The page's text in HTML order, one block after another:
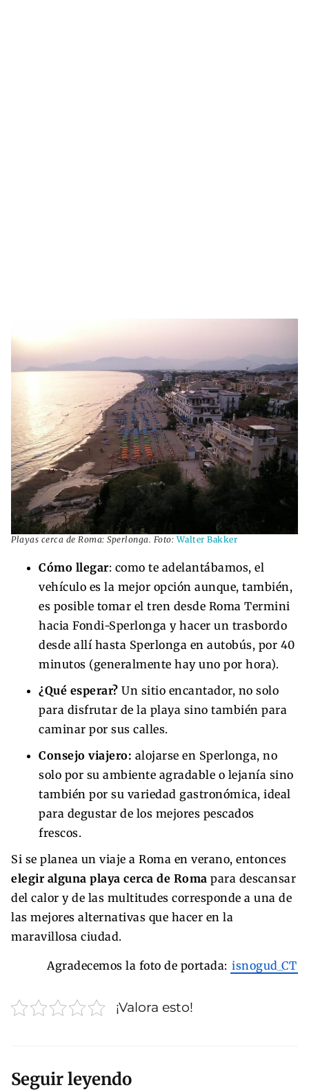
Playas cerca de Roma: Sperlonga. Foto:Walter Bakker
Cómo llegar: como te adelantábamos, el
vehículo es la mejor opción aunque, también,
es posible tomar el tren desde Roma Termini
hacia Fondi-Sperlonga y hacer un trasbordo
desde allí hasta Sperlonga en autobús, por 40
minutos (generalmente hay uno por hora).
¿Qué esperar? Un sitio encantador, no solo
para disfrutar de la playa sino también para
caminar por sus calles.
Consejo viajero: alojarse en Sperlonga, no
solo por su ambiente agradable o lejanía sino
también por su variedad gastronómica, ideal
para degustar de los mejores pescados
frescos.
Si se planea un viaje a Roma en verano, entonces
elegir alguna playa cerca de Roma para descansar
del calor y de las multitudes corresponde a una de
las mejores alternativas que hacer en la
maravillosa ciudad.
Agradecemos la foto de portada: isnogud_CT
¡Valora esto!
Seguir leyendo